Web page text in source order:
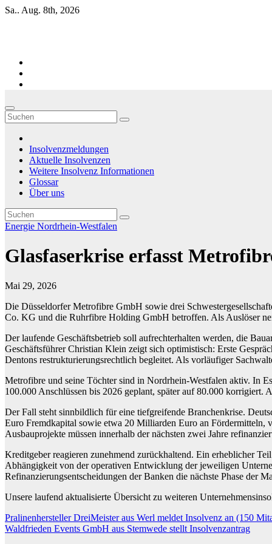
Zum
Sa.. Aug. 8th, 2026
Insolvenzmeldungen
Aktuelle Insolvenzen
Weitere Insolvenz Informationen
Glossar
Über uns
Energie Nordrhein-Westfalen
Glasfaserkrise erfasst
Mai 29, 2026
Die Düsseldorfer Metrofibre GmbH sowie drei
Co. KG und die Ruhrfibre Holding GmbH betroffen. Als Auslöser
Der laufende Geschäftsbetrieb soll aufrechterhalten werden, die
Geschäftsführer Christian Klein zeigt sich optimistisch: Erste
Dentons restrukturierungsrechtlich begleitet. Als vorläufiger
Metrofibre und seine Töchter sind in Nordrhein-Westfalen aktiv. In
100.000 Anschlüssen bis 2026 geplant, später auf 80.000 korrigiert.
Der Fall steht sinnbildlich für eine tiefgreifende Branchenkrise.
Euro Fremdkapital sowie etwa 20 Milliarden Euro an Fördermitteln,
Ausbauprojekte müssen innerhalb der nächsten zwei Jahre
Kreditgeber reagieren zunehmend zurückhaltend. Ein erheblicher
Abhängigkeit von der operativen Entwicklung der jeweiligen
Refinanzierungsentscheidungen der Banken die nächste Phase der
Unsere laufend aktualisierte Übersicht zu weiteren
Beitragsnavigation
Pralinenhersteller DreiMeister aus Werl meldet Insolvenz an (150
Waldfrieden Events GmbH aus Stemwede stellt Insolvenzantrag